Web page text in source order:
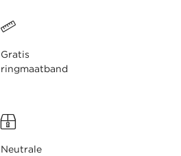
Gratis
ringmaatband
Neutrale